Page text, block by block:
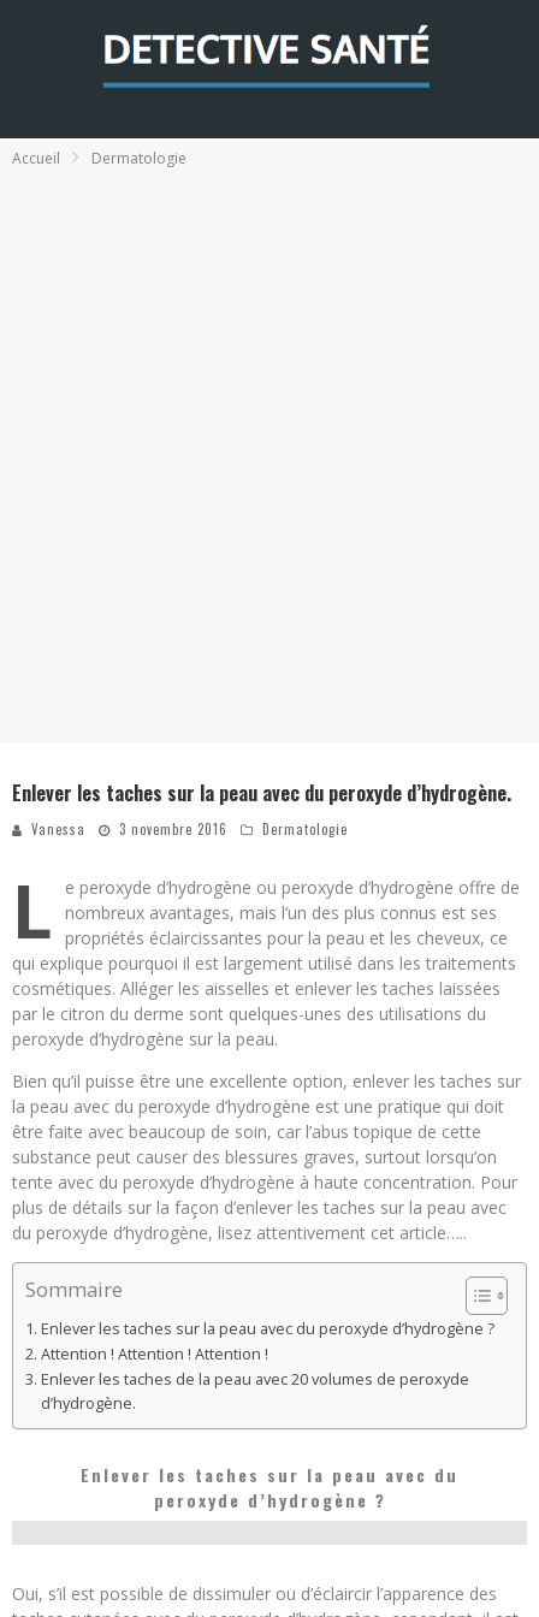
Accueil Dermatologie
Enlever les taches sur la peau avec du peroxyde d’hydrogène.
Vanessa 3 novembre 2016 Dermatologie
L
e peroxyde d’hydrogène ou peroxyde d’hydrogène offre de
nombreux avantages, mais l’un des plus connus est ses
propriétés éclaircissantes pour la peau et les cheveux, ce
qui explique pourquoi il est largement utilisé dans les traitements
cosmétiques. Alléger les aisselles et enlever les taches laissées
par le citron du derme sont quelques-unes des utilisations du
peroxyde d’hydrogène sur la peau.
Bien qu’il puisse être une excellente option, enlever les taches sur
la peau avec du peroxyde d’hydrogène est une pratique qui doit
être faite avec beaucoup de soin, car l’abus topique de cette
substance peut causer des blessures graves, surtout lorsqu’on
tente avec du peroxyde d’hydrogène à haute concentration. Pour
plus de détails sur la façon d’enlever les taches sur la peau avec
du peroxyde d’hydrogène, lisez attentivement cet article…..
Sommaire
Enlever les taches sur la peau avec du peroxyde d’hydrogène ?
Attention ! Attention ! Attention !
Enlever les taches de la peau avec 20 volumes de peroxyde
d’hydrogène.
Enlever les taches sur la peau avec du
peroxyde d’hydrogène ?
Oui, s’il est possible de dissimuler ou d’éclaircir l’apparence des